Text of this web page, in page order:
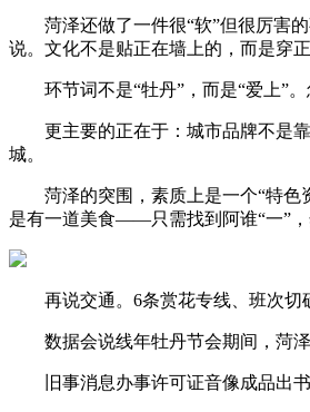
菏泽还做了一件很“软”但很厉害的
说。文化不是贴正在墙上的，而是穿
环节词不是“牡丹”，而是“爱上”。
更主要的正在于：城市品牌不是靠
城。
菏泽的突围，素质上是一个“特色资
是有一道美食——只需找到阿谁“一”，
再说交通。6条赏花专线、班次切确
数据会说线年牡丹节会期间，菏泽
旧事消息办事许可证音像成品出书